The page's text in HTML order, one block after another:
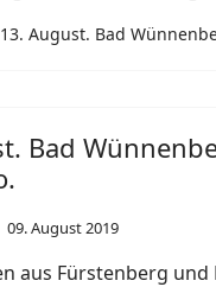
August. Bad
Bad
09. August 2019
aus Fürstenberg